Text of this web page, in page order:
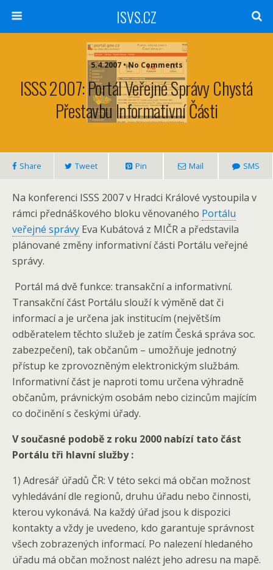
ISVS.CZ
5.4.2007 • No Comments
ISSS 2007: Portál Veřejné Správy Chystá
Přestavbu Informativní Části
Share Tweet Pin Mail SMS
Na konferenci ISSS 2007 v Hradci Králové vystoupila v
rámci přednáškového bloku věnovaného Portálu
veřejné správy Eva Kubátová z MIČR a představila
plánované změny informativní části Portálu veřejné
správy.
Portál má dvě funkce: transakční a informativní.
Transakční část Portálu slouží k výměně dat či
informací a je určena jak institucím (největším
odběratelem těchto služeb je zatím Česká správa soc.
zabezpečení), tak občanům – umožňuje jednotný
přístup ke zprovozněným elektronickým službám.
Informativní část je naproti tomu určena výhradně
občanům, právnickým osobám nebo cizincům majícím
co dočinění s českými úřady.
V současné podobě z roku 2000 nabízí tato část
Portálu tři hlavní služby :
1) Adresář úřadů ČR: V této sekci má občan možnost
vyhledávání dle regionů, druhu úřadu nebo činnosti,
kterou vykonává. Na každý úřad jsou k dispozici
kontakty a vždy je uvedeno, kdo garantuje správnost
všech zobrazených informací. Po nalezení hledaného
úřadu má občan možnost nalézt jeho adresu na mapě.